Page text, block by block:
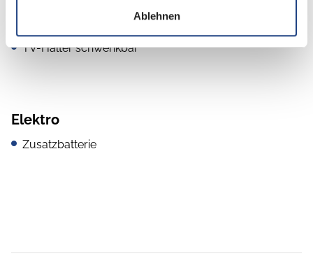
Ablehnen
TV-Halter schwenkbar
Elektro
Zusatzbatterie